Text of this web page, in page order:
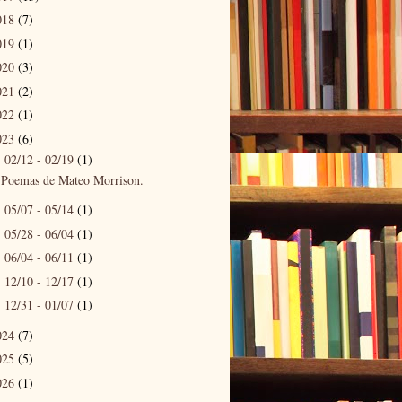
(7)
(1)
(3)
(2)
(1)
(6)
02/12 - 02/19 (1)
Poemas de Mateo Morrison.
05/07 - 05/14 (1)
05/28 - 06/04 (1)
06/04 - 06/11 (1)
12/10 - 12/17 (1)
12/31 - 01/07 (1)
(7)
(5)
(1)